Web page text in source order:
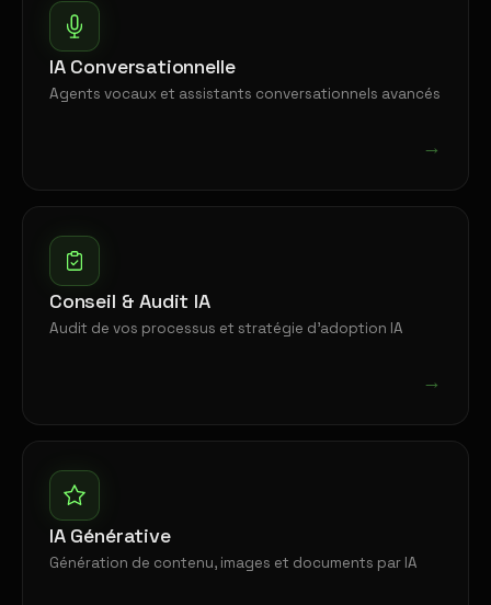
IA Conversationnelle
Agents vocaux et assistants conversationnels avancés
→
Conseil & Audit IA
Audit de vos processus et stratégie d'adoption IA
→
IA Générative
Génération de contenu, images et documents par IA